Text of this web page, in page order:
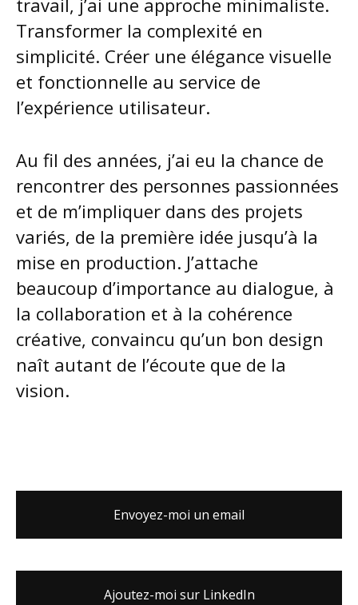
travail, j’ai une approche minimaliste.
Transformer la complexité en
simplicité. Créer une élégance visuelle
et fonctionnelle au service de
l’expérience utilisateur.
Au fil des années, j’ai eu la chance de
rencontrer des personnes passionnées
et de m’impliquer dans des projets
variés, de la première idée jusqu’à la
mise en production. J’attache
beaucoup d’importance au dialogue, à
la collaboration et à la cohérence
créative, convaincu qu’un bon design
naît autant de l’écoute que de la
vision.
Envoyez-moi un email
Ajoutez-moi sur LinkedIn